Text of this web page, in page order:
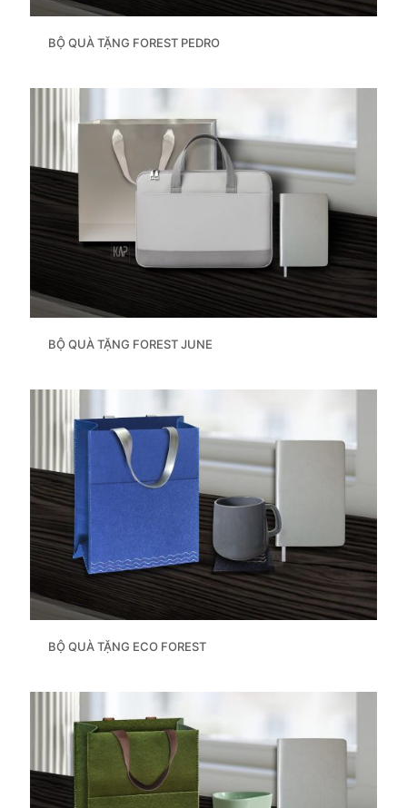
BỘ QUÀ TẶNG FOREST PEDRO
BỘ QUÀ TẶNG FOREST JUNE
BỘ QUÀ TẶNG ECO FOREST